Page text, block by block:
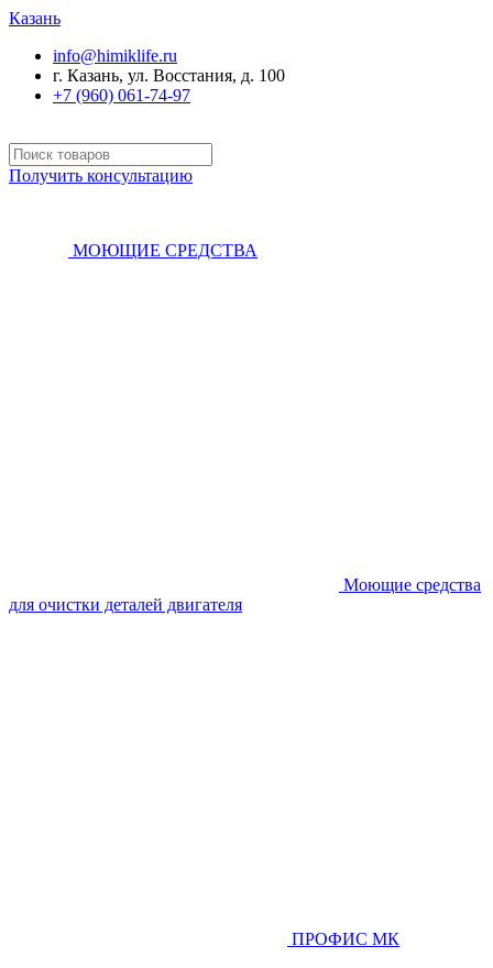
Казань
info@himiklife.ru
г. Казань, ул. Восстания, д. 100
+7 (960) 061-74-97
Получить консультацию
МОЮЩИЕ СРЕДСТВА
Моющие средства
для очистки деталей двигателя
ПРОФИС МК